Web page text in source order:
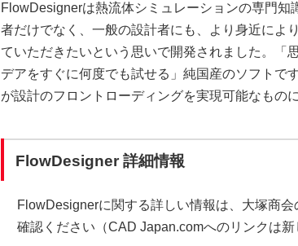
FlowDesignerは熱流体シミュレーションの専門知
者だけでなく、一般の設計者にも、より身近によ
ていただきたいという思いで開発されました。「
デアをすぐに何度でも試せる」純国産のソフトで
が設計のフロントローディングを実現可能なものに
FlowDesigner 詳細情報
FlowDesignerに関する詳しい情報は、大塚商
確認ください（CAD Japan.comへのリンクは新